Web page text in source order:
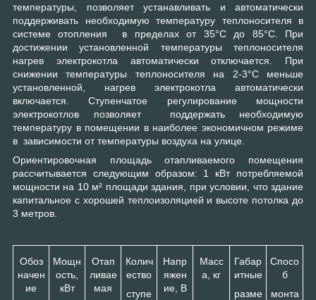
температуры, позволяет устанавливать и автоматически
поддерживать необходимую температуру теплоносителя в
системе отопления в пределах от 35°С до 85°С. При
достижении установленной температуры теплоносителя
нагрев электрокотла автоматически отключается. При
снижении температуры теплоносителя на 2-3°С меньше
установленной, нагрев электрокотла автоматически
включается. Ступенчатое регулирование мощности
электрокотлов позволяет поддержать необходимую
температуру в помещении в наиболее экономичном режиме
в зависимости от температуры воздуха на улице.
Ориентировочная площадь отапливаемого помещения
рассчитывается следующим образом: 1 кВт потребляемой
мощности на 10 м² площади здания, при условии, что здание
капитальное с хорошей теплоизоляцией и высоте потолка до
3 метров.
Обоз
начен
ие
Мощн
ость,
кВт
Отап
ливае
мая
Колич
ество
ступе
Напр
яжен
ие, В
Масс
а, кг
Габар
итные
разме
Спосо
б
монта